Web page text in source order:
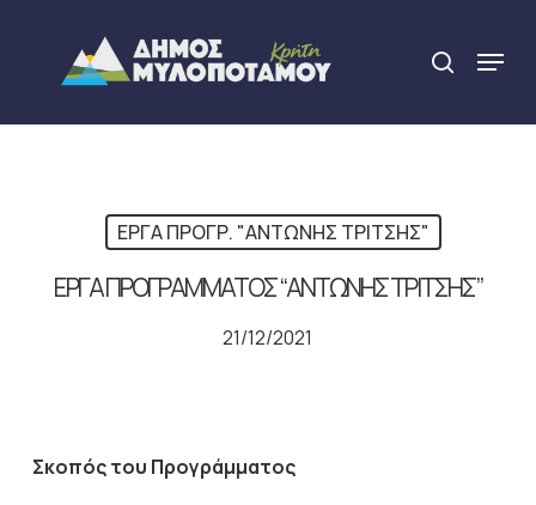
content
search
Menu
ΕΡΓΑ ΠΡΟΓΡ. "ΑΝΤΩΝΗΣ ΤΡΙΤΣΗΣ"
ΕΡΓΑ ΠΡΟΓΡΑΜΜΑΤΟΣ “ΑΝΤΩΝΗΣ ΤΡΙΤΣΗΣ”
21/12/2021
Σκοπός του Προγράμματος
Close